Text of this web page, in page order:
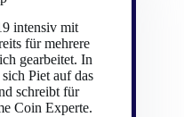
intensiv mit
für mehrere
gearbeitet. In
Piet auf das
schreibt für
Coin Experte.